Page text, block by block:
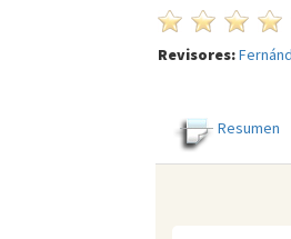
Revisores:
Resumen